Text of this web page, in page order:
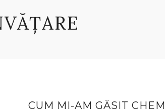
CUM MI-AM GĂSIT